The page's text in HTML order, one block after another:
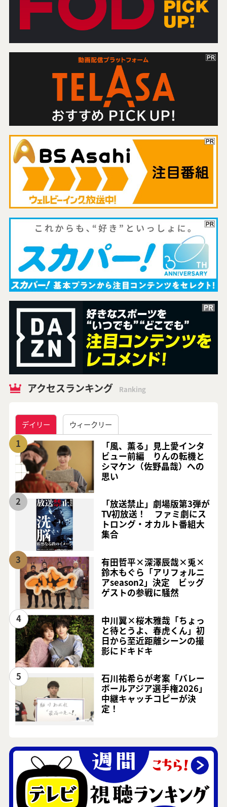
アクセスランキング Ranking
デイリー ウィークリー
1
「風、薫る」見上愛インタ
ビュー前編 りんの転機と
シマケン（佐野晶哉）への
思い
2
「放送禁止」劇場版第3弾が
TV初放送！ ファミ劇にス
トロング・オカルト番組大
集合
3
有田哲平×深澤辰哉×兎×
鈴木もぐら「アリフォルニ
アseason2」決定 ビッグ
ゲストの参戦に騒然
4
中川翼×桜木雅哉「ちょっ
と待とうよ、春虎くん」初
日から至近距離シーンの撮
影にドキドキ
5
石川祐希らが考案「バレー
ボールアジア選手権2026」
中継キャッチコピーが決
定！